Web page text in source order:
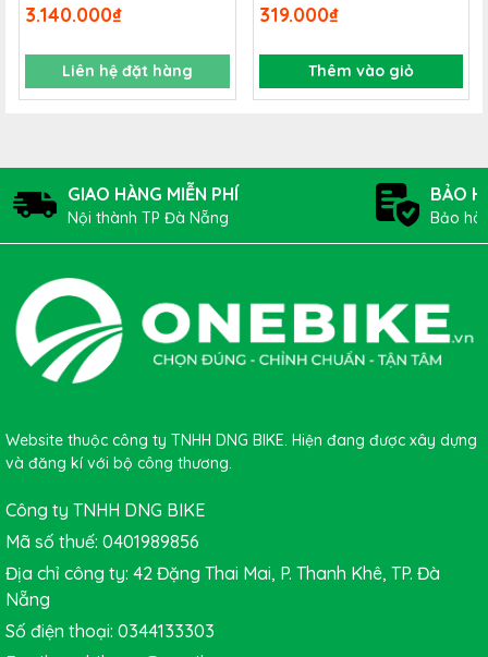
Bộ truyền động SHIMANO TX50 7S, củ đề SHIMANO
Chính sách bảo hành, quà tặng khuyến mãi & thông số
kỹ thuật Xe đạp thể thao HUGE / Vinabike
CHẾ ĐỘ BẢO HÀNH & QUÀ TẶNG
Khung sườn: nhôm / thép
60 tháng / 36 tháng
Phụ kiện
3.140.000₫
Liên hệ đặt hàng
319.000₫
Thêm vào giỏ
GIAO HÀNG MIỄN PHÍ
Nội thành TP Đà Nẵng
BẢO
Bảo
Website thuộc công ty TNHH DNG BIKE. Hiện đang được xây dựng
và đăng kí với bộ công thương.
Công ty TNHH DNG BIKE
Mã số thuế: 0401989856
Địa chỉ công ty: 42 Đặng Thai Mai, P. Thanh Khê, TP. Đà
Nẵng
Số điện thoại: 0344133303